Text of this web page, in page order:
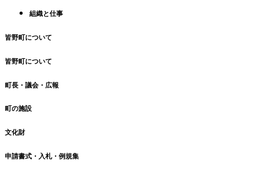
組織と仕事
皆野町について
皆野町について
町長・議会・広報
町の施設
文化財
申請書式・入札・例規集